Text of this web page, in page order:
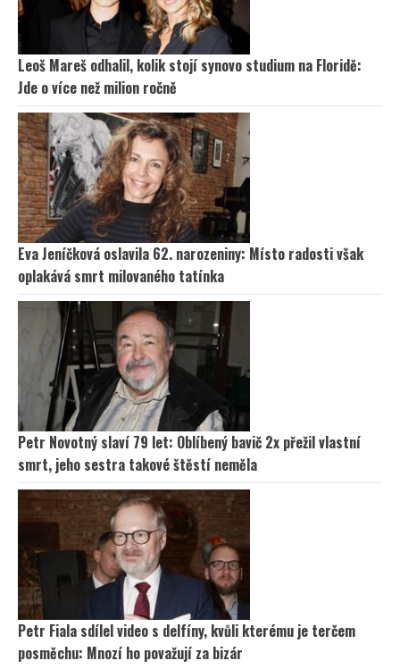
Leoš Mareš odhalil, kolik stojí synovo studium na Floridě:
Jde o více než milion ročně
Eva Jeníčková oslavila 62. narozeniny: Místo radosti však
oplakává smrt milovaného tatínka
Petr Novotný slaví 79 let: Oblíbený bavič 2x přežil vlastní
smrt, jeho sestra takové štěstí neměla
Petr Fiala sdílel video s delfíny, kvůli kterému je terčem
posměchu: Mnozí ho považují za bizár